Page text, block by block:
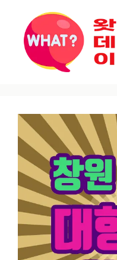
건너뛰기